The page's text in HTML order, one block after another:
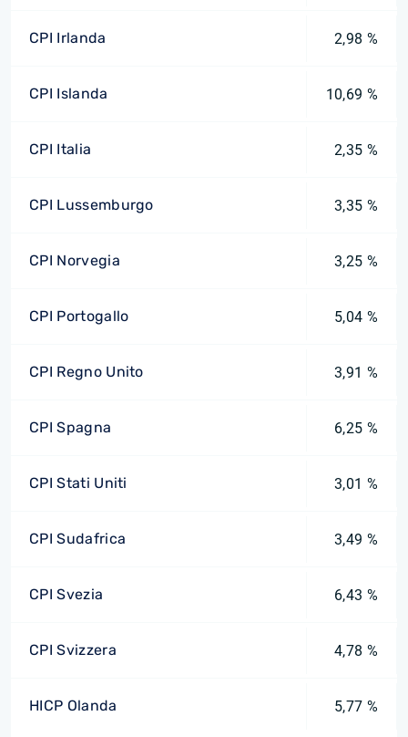
CPI Irlanda 2,98 %
CPI Islanda 10,69 %
CPI Italia 2,35 %
CPI Lussemburgo 3,35 %
CPI Norvegia 3,25 %
CPI Portogallo 5,04 %
CPI Regno Unito 3,91 %
CPI Spagna 6,25 %
CPI Stati Uniti 3,01 %
CPI Sudafrica 3,49 %
CPI Svezia 6,43 %
CPI Svizzera 4,78 %
HICP Olanda 5,77 %